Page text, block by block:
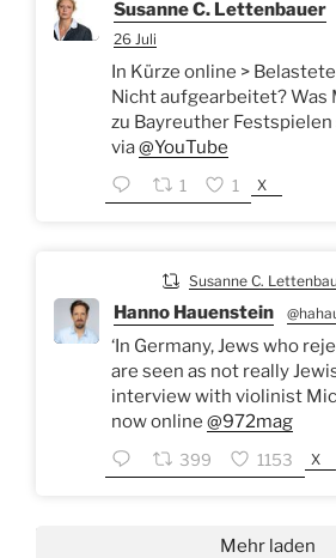
Susanne C. Lettenbauer
26 Juli
In Kürze online >
Nicht aufgearbeitet? Was
zu Bayreuther Festspielen
via@YouTube
1 1 X
Susanne C.
Hanno Hauenstein
‘In Germany, Jews who
are seen as not really
interview with violinist
now online @972mag
399 1153 X
Mehr laden